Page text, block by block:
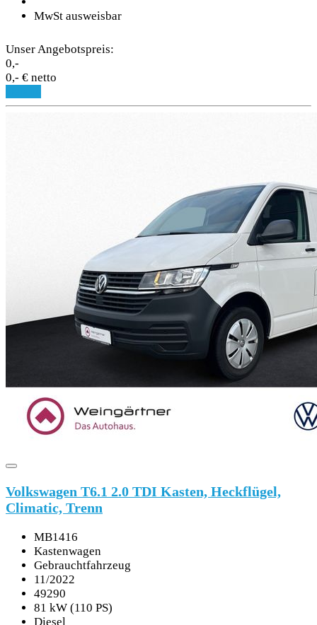
MwSt ausweisbar
Unser Angebotspreis:
0,-
0,- € netto
Volkswagen T6.1 2.0 TDI Kasten, Heckflügel,
Climatic, Trenn
MB1416
Kastenwagen
Gebrauchtfahrzeug
11/2022
49290
81 kW (110 PS)
Diesel